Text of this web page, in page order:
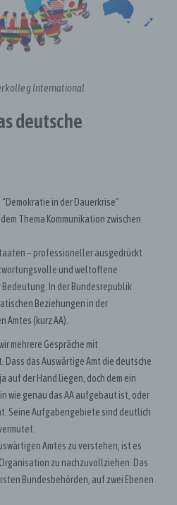
International
deutsche
in der Dauerkrise”
Thema Kommunikation zwischen
– professioneller ausgedrückt
und weltoffene
In der Bundesrepublik
Beziehungen in der
Amtes (kurz AA).
mehrere Gespräche mit
das Auswärtige Amt die deutsche
auf der Hand liegen, doch dem ein
wie genau das AA aufgebaut ist, oder
Seine Aufgabengebiete sind deutlich
Amtes zu verstehen, ist es
zu nachzuvollziehen. Das
Bundesbehörden, auf zwei Ebenen